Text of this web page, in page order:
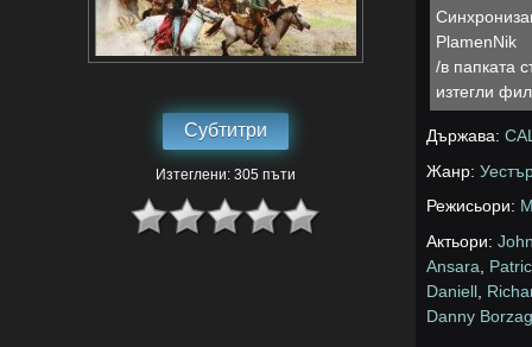
Субтитри
Изтеглени: 305 пъти
PlamenNik
/в папката
изтегли
Държава:
Жанр:
Режисьори:
Актьори:
Ansara
Daniell
Danny